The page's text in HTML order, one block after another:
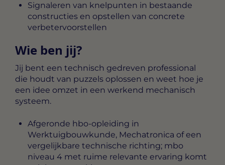
Signaleren van knelpunten in bestaande
constructies en opstellen van concrete
verbetervoorstellen
Wie ben jij?
Jij bent een technisch gedreven professional
die houdt van puzzels oplossen en weet hoe je
een idee omzet in een werkend mechanisch
systeem.
Afgeronde hbo-opleiding in
Werktuigbouwkunde, Mechatronica of een
vergelijkbare technische richting; mbo
niveau 4 met ruime relevante ervaring komt